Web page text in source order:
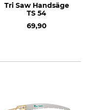
Tri Saw Handsäge
TS 54
69,90